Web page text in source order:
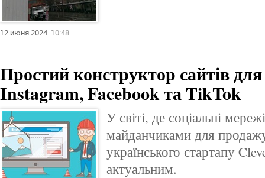
12 июня 2024 10:48
Простий конструктор сайтів
Instagram, Facebook та TikTok
У світі, де соціальні
майданчиками для
українського стартапу
актуальним.